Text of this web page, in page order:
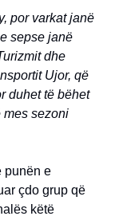
por varkat janë
sepse janë
dhe
Ujor, që
duhet të bëhet
mes sezoni
punën e
çdo grup që
këtë